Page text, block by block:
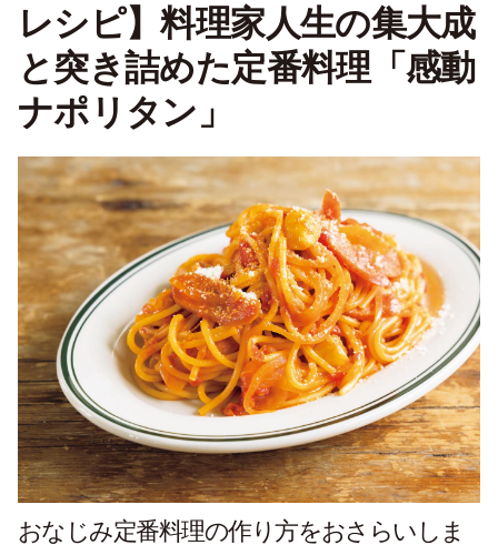
レシピ】料理家人生の集大成
と突き詰めた定番料理「感動
ナポリタン」
おなじみ定番料理の作り方をおさらいしま